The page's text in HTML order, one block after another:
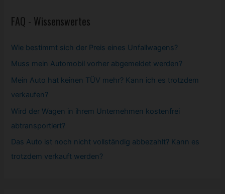
FAQ - Wissenswertes
Wie bestimmt sich der Preis eines Unfallwagens?
Muss mein Automobil vorher abgemeldet werden?
Mein Auto hat keinen TÜV mehr? Kann ich es trotzdem
verkaufen?
Wird der Wagen in ihrem Unternehmen kostenfrei
abtransportiert?
Das Auto ist noch nicht vollständig abbezahlt? Kann es
trotzdem verkauft werden?